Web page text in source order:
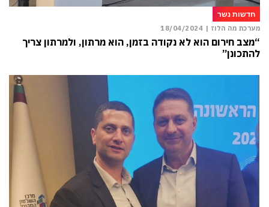
חדשות נשר
מערכת מה הלוז | 18/04/2024
“מצב חירום הוא לא נקודה בזמן, הוא מרתון, ולמרתון צריך
להתכונן”